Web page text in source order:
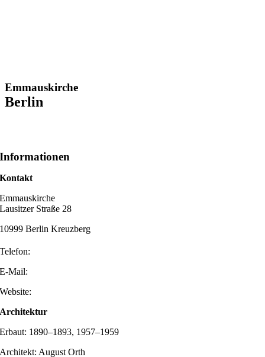
Emmauskirche
Berlin
Informationen
Kontakt
Emmauskirche
Lausitzer Straße 28
10999 Berlin Kreuzberg
Telefon:
E-Mail:
Website:
Architektur
Erbaut: 1890–1893, 1957–1959
Architekt: August Orth